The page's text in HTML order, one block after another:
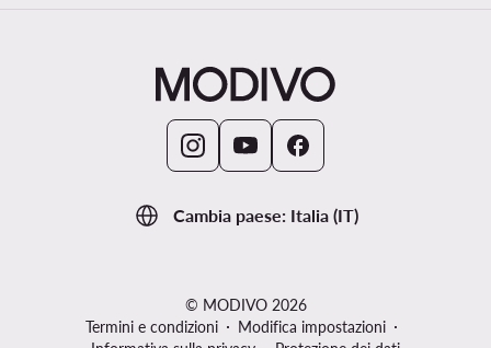
Cambia paese: Italia (IT)
© MODIVO 2026
Termini e condizioni
Modifica impostazioni